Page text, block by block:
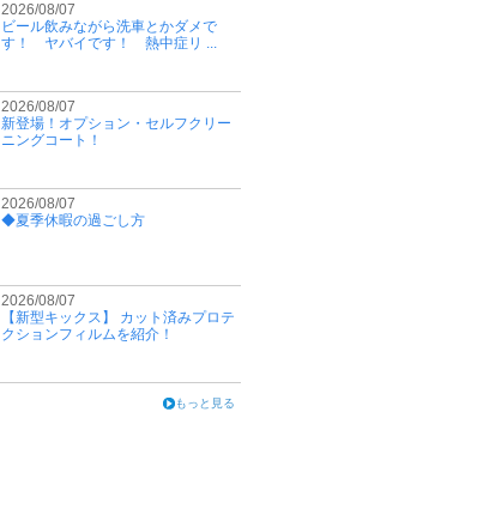
2026/08/07
ビール飲みながら洗車とかダメで
す！ ヤバイです！ 熱中症リ ...
2026/08/07
新登場！オプション・セルフクリー
ニングコート！
2026/08/07
◆夏季休暇の過ごし方
2026/08/07
【新型キックス】 カット済みプロテ
クションフィルムを紹介！
もっと見る